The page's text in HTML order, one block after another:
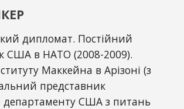
дипломат. Постійний
США в НАТО (2008-2009).
Маккейна в Арізоні (з
представник
департаменту США з питань